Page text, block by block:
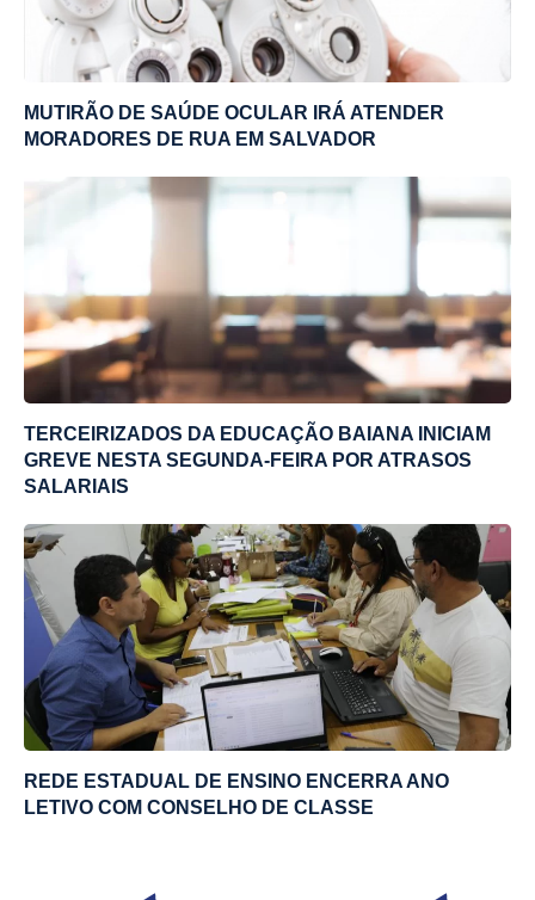
MUTIRÃO DE SAÚDE OCULAR IRÁ ATENDER
MORADORES DE RUA EM SALVADOR
TERCEIRIZADOS DA EDUCAÇÃO BAIANA INICIAM
GREVE NESTA SEGUNDA-FEIRA POR ATRASOS
SALARIAIS
REDE ESTADUAL DE ENSINO ENCERRA ANO
LETIVO COM CONSELHO DE CLASSE